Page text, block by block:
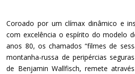
Coroado por um clímax dinâmico e
com excelência o espírito do modelo
anos 80, os chamados “filmes de
montanha-russa de peripércias
de Benjamin Wallfisch, remete